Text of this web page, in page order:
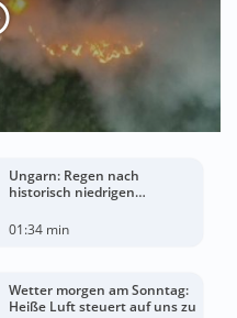
Ungarn: Regen nach
historisch niedrigen
01:34 min
Wetter morgen am Sonntag:
Heiße Luft steuert auf uns zu